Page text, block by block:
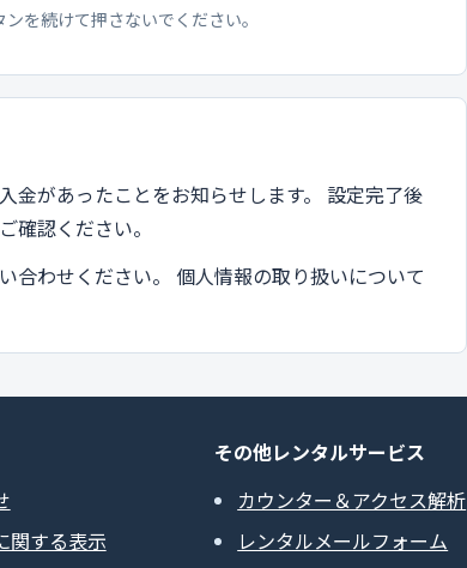
を続けて押さないでください。
金があったことをお知らせします。 設定完了後
確認ください。
合わせください。 個人情報の取り扱いについて
関する表示
その他レンタルサービス
カウンター＆アクセス解析
レンタルメールフォーム